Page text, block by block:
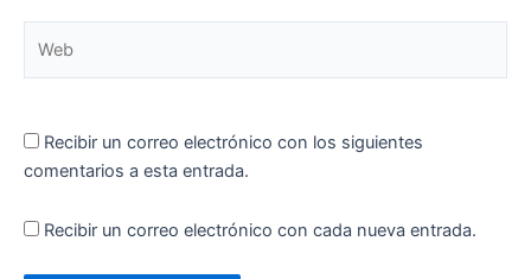
Recibir un correo electrónico con los siguientes
comentarios a esta entrada.
Recibir un correo electrónico con cada nueva entrada.